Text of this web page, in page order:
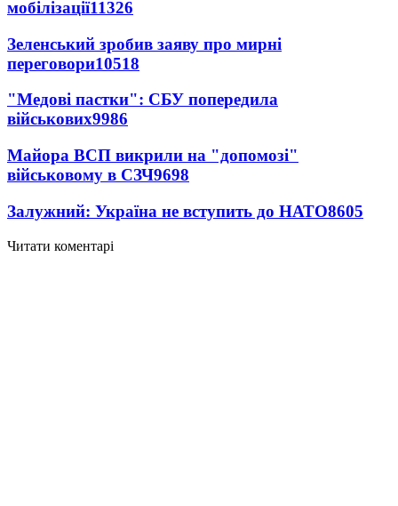
мобілізації11326
Зеленський зробив заяву про мирні
переговори10518
"Медові пастки": СБУ попередила
військових9986
Майора ВСП викрили на "допомозі"
військовому в СЗЧ9698
Залужний: Україна не вступить до НАТО8605
Читати коментарі